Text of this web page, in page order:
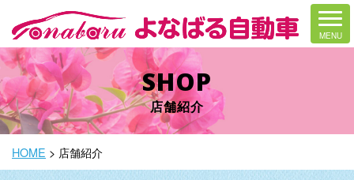
SHOP
店舗紹介
HOME > 店舗紹介